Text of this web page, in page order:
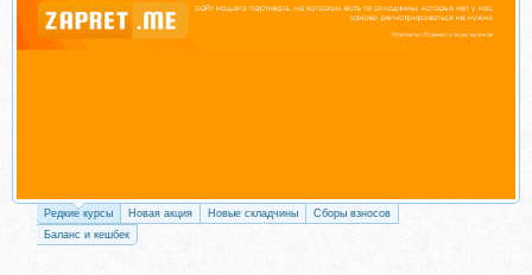
Редкие курсы Новая акция Новые складчины
Сборы взносов
Баланс и кешбек